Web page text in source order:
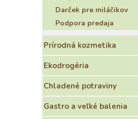
Darček pre miláčikov
Podpora predaja
Prírodná kozmetika
Ekodrogéria
Chladené potraviny
Gastro a veľké balenia